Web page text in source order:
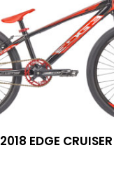
2018 EDGE CRUISER